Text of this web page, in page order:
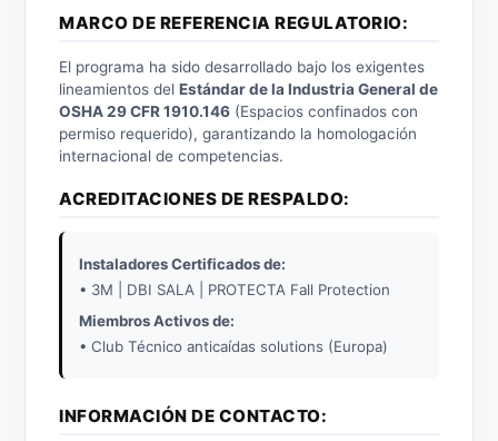
MARCO DE REFERENCIA REGULATORIO:
El programa ha sido desarrollado bajo los exigentes
lineamientos delEstándar de la Industria General de
OSHA 29 CFR 1910.146 (Espacios confinados con
permiso requerido), garantizando la homologación
internacional de competencias.
ACREDITACIONES DE RESPALDO:
Instaladores Certificados de:
• 3M | DBI SALA | PROTECTA Fall Protection
Miembros Activos de:
• Club Técnico anticaídas solutions (Europa)
INFORMACIÓN DE CONTACTO: